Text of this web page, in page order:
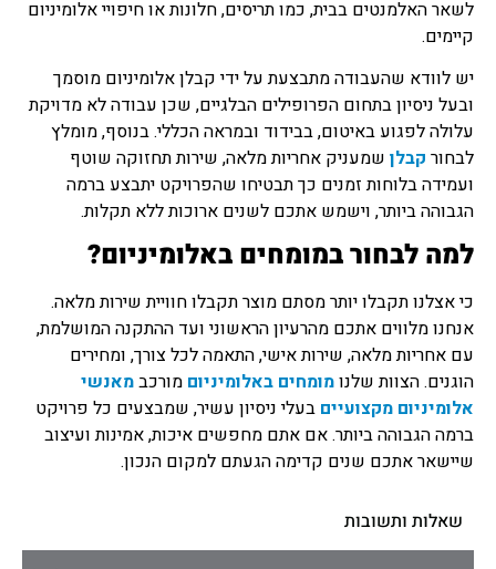
לשאר האלמנטים בבית, כמו תריסים, חלונות או חיפויי אלומיניום
קיימים.
יש לוודא שהעבודה מתבצעת על ידי קבלן אלומיניום מוסמך
ובעל ניסיון בתחום הפרופילים הבלגיים, שכן עבודה לא מדויקת
עלולה לפגוע באיטום, בבידוד ובמראה הכללי. בנוסף, מומלץ
לבחורקבלןשמעניק אחריות מלאה, שירות תחזוקה שוטף
ועמידה בלוחות זמנים כך תבטיחו שהפרויקט יתבצע ברמה
הגבוהה ביותר, וישמש אתכם לשנים ארוכות ללא תקלות.
למה לבחור במומחים באלומיניום?
כי אצלנו תקבלו יותר מסתם מוצר תקבלו חוויית שירות מלאה.
אנחנו מלווים אתכם מהרעיון הראשוני ועד ההתקנה המושלמת,
עם אחריות מלאה, שירות אישי, התאמה לכל צורך, ומחירים
הוגנים. הצוות שלנומומחים באלומיניוםמורכבמאנשי
אלומיניום מקצועייםבעלי ניסיון עשיר, שמבצעים כל פרויקט
ברמה הגבוהה ביותר. אם אתם מחפשים איכות, אמינות ועיצוב
שיישאר אתכם שנים קדימה הגעתם למקום הנכון.
שאלות ותשובות